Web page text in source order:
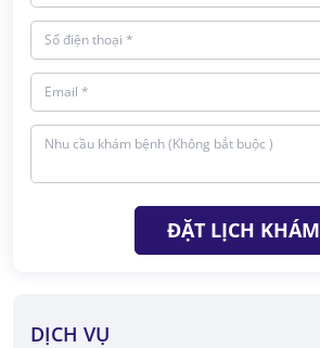
DỊCH VỤ
ĐẶT LỊCH KHÁM